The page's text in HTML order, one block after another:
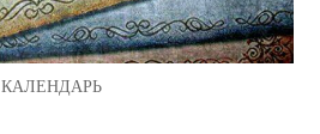
КАЛЕНДАРЬ